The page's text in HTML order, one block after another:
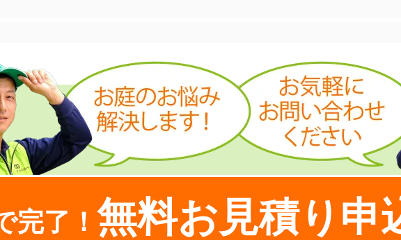
完了！ 無料お見積り申